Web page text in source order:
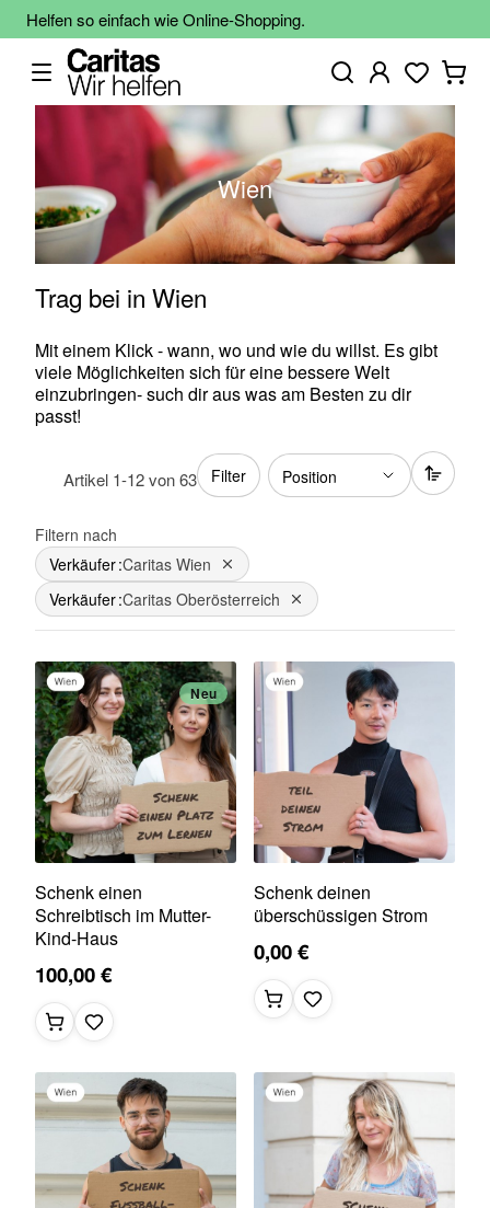
Helfen so einfach wie Online-Shopping.
Wien
Trag bei in Wien
Mit einem Klick - wann, wo und wie du willst. Es gibt
viele Möglichkeiten sich für eine bessere Welt
einzubringen- such dir aus was am Besten zu dir
passt!
Artikel 1-12von63 Filter
Filtern nach
Verkäufer Caritas Wien
Dies entfernen
Verkäufer Caritas Oberösterreich Dies entfernen
Neu
Schenk einen
Schreibtisch im Mutter-
Kind-Haus
100,00 €
Schenk deinen
überschüssigen Strom
0,00 €